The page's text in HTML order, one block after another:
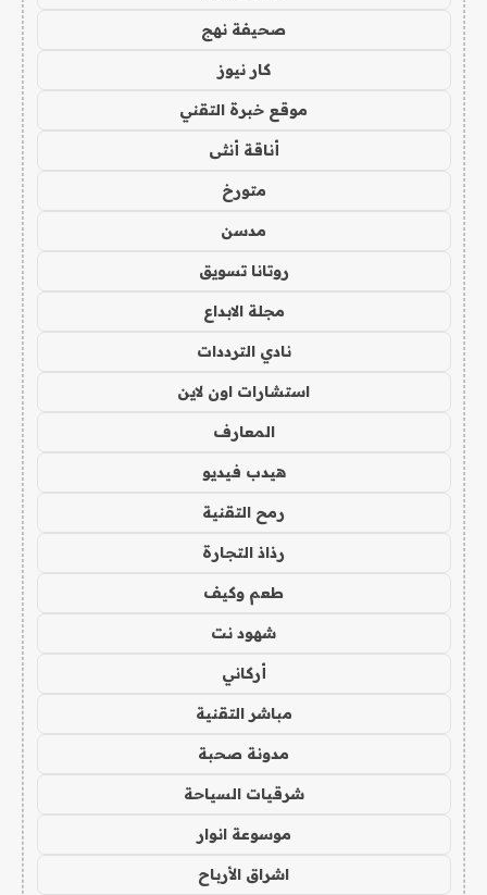
صحيفة نهج
كار نيوز
موقع خبرة التقني
أناقة أنثى
متورخ
مدسن
روتانا تسويق
مجلة الابداع
نادي الترددات
استشارات اون لاين
المعارف
هيدب فيديو
رمح التقنية
رذاذ التجارة
طعم وكيف
شهود نت
أركاني
مباشر التقنية
مدونة صحبة
شرقيات السياحة
موسوعة انوار
اشراق الأرباح